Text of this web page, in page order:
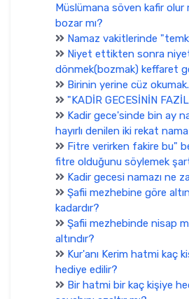
Müslümana söven kafir olur
bozar mı?
Namaz vakitlerinde
Niyet ettikten sonra
dönmek(bozmak) keffaret
Birinin yerine cüz
"KADİR GECESİNİN
Kadir gece'sinde bin ay
hayırlı denilen iki rekat
Fitre verirken fakire bu"
fitre olduğunu söylemek
Kadir gecesi namazı ne
Şafii mezhebine göre
kadardır?
Şafii mezhebinde nisap
altındır?
Kur'anı Kerim hatmi kaç
hediye edilir?
Bir hatmi bir kaç kişiye